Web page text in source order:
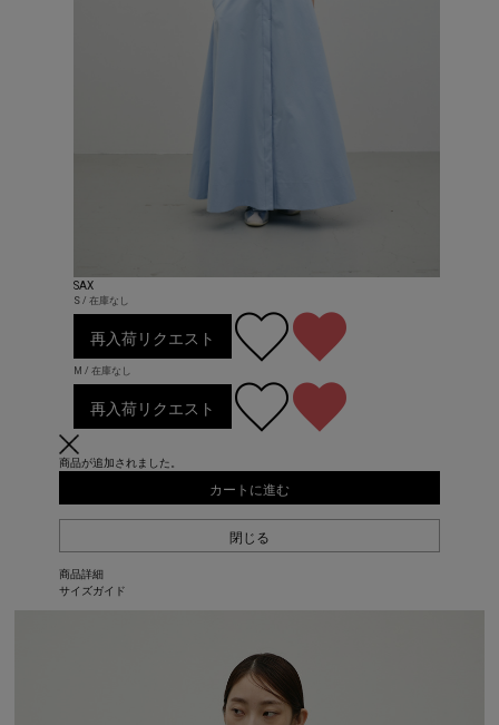
SAX
S / 在庫なし
再入荷リクエスト
M / 在庫なし
再入荷リクエスト
商品が追加されました。
カートに進む
閉じる
商品詳細
サイズガイド